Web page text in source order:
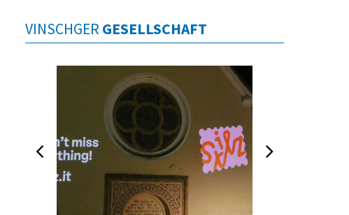
VINSCHGER GESELLSCHAFT